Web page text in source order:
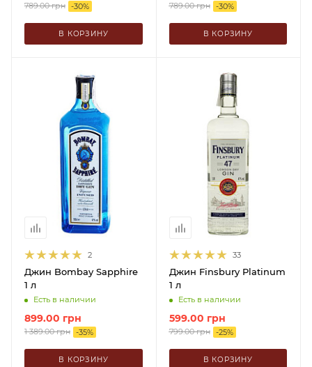
789.00грн -30%
В КОРЗИНУ
789.00грн -30%
В КОРЗИНУ
2
Джин Bombay Sapphire
1 л
Есть в наличии
899.00 грн
1 389.00грн -35%
В КОРЗИНУ
33
Джин Finsbury Platinum
1 л
Есть в наличии
599.00 грн
799.00грн -25%
В КОРЗИНУ